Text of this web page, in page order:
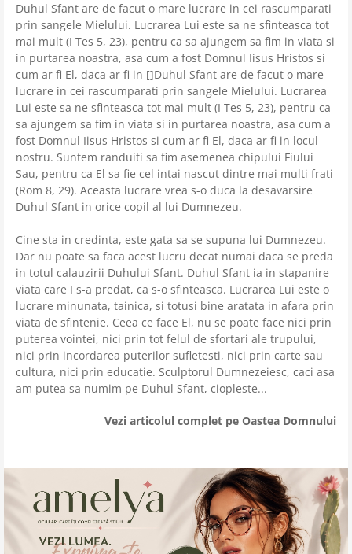
Duhul Sfant are de facut o mare lucrare in cei rascumparati
prin sangele Mielului. Lucrarea Lui este sa ne sfinteasca tot
mai mult (I Tes 5, 23), pentru ca sa ajungem sa fim in viata si
in purtarea noastra, asa cum a fost Domnul Iisus Hristos si
cum ar fi El, daca ar fi in []Duhul Sfant are de facut o mare
lucrare in cei rascumparati prin sangele Mielului. Lucrarea
Lui este sa ne sfinteasca tot mai mult (I Tes 5, 23), pentru ca
sa ajungem sa fim in viata si in purtarea noastra, asa cum a
fost Domnul Iisus Hristos si cum ar fi El, daca ar fi in locul
nostru. Suntem randuiti sa fim asemenea chipului Fiului
Sau, pentru ca El sa fie cel intai nascut dintre mai multi frati
(Rom 8, 29). Aceasta lucrare vrea s-o duca la desavarsire
Duhul Sfant in orice copil al lui Dumnezeu.
Cine sta in credinta, este gata sa se supuna lui Dumnezeu.
Dar nu poate sa faca acest lucru decat numai daca se preda
in totul calauzirii Duhului Sfant. Duhul Sfant ia in stapanire
viata care I s-a predat, ca s-o sfinteasca. Lucrarea Lui este o
lucrare minunata, tainica, si totusi bine aratata in afara prin
viata de sfintenie. Ceea ce face El, nu se poate face nici prin
puterea vointei, nici prin tot felul de sfortari ale trupului,
nici prin incordarea puterilor sufletesti, nici prin carte sau
cultura, nici prin educatie. Sculptorul Dumnezeiesc, caci asa
am putea sa numim pe Duhul Sfant, ciopleste...
Vezi articolul complet pe Oastea Domnului